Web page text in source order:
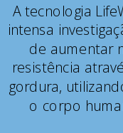
A tecnologia
intensa
de aumentar
resistência
gordura,
o corpo